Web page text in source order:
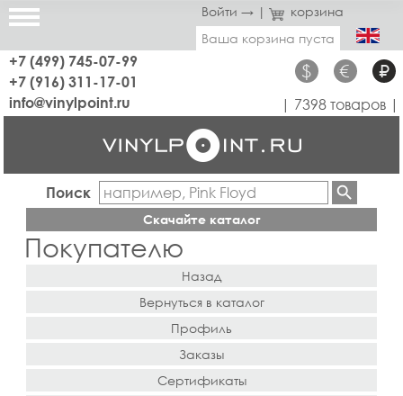
Войти → |
корзина
Ваша корзина пуста
+7 (499) 745-07-99
+7 (916) 311-17-01
$ € ₽
info@vinylpoint.ru | 7398 товаров |
Поиск
Скачайте каталог
Покупателю
Назад
Вернуться в каталог
Профиль
Заказы
Сертификаты